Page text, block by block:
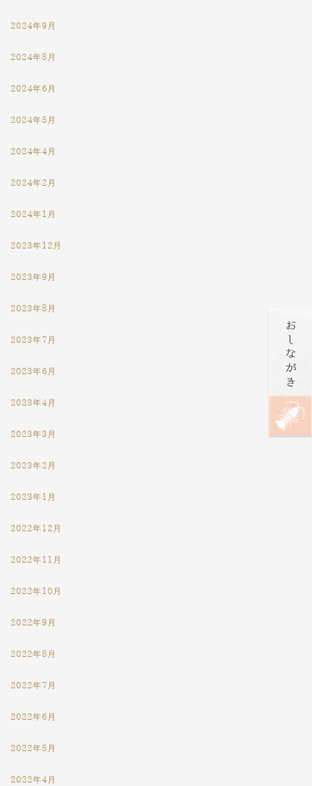
2024年9月
2024年8月
2024年6月
2024年5月
2024年4月
2024年2月
2024年1月
2023年12月
2023年9月
2023年8月
2023年7月
2023年6月
2023年4月
2023年3月
2023年2月
2023年1月
2022年12月
2022年11月
2022年10月
2022年9月
2022年8月
2022年7月
2022年6月
2022年5月
2022年4月